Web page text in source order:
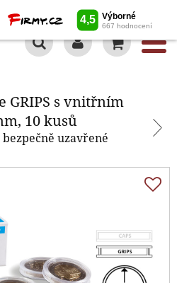
GRIPS s vnitřním
10 kusů
uzavřené
GRIPS s vnitřním